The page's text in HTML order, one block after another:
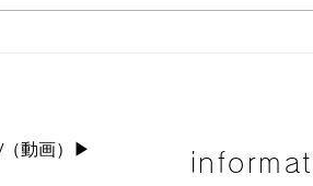
（動画）▶︎